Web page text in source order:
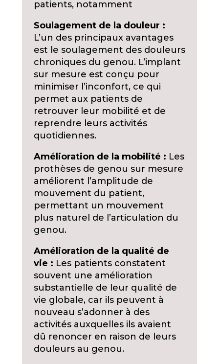
patients, notamment
Soulagement de la douleur :
L’un des principaux avantages
est le soulagement des douleurs
chroniques du genou. L’implant
sur mesure est conçu pour
minimiser l’inconfort, ce qui
permet aux patients de
retrouver leur mobilité et de
reprendre leurs activités
quotidiennes.
Amélioration de la mobilité : Les
prothèses de genou sur mesure
améliorent l’amplitude de
mouvement du patient,
permettant un mouvement
plus naturel de l’articulation du
genou.
Amélioration de la qualité de
vie : Les patients constatent
souvent une amélioration
substantielle de leur qualité de
vie globale, car ils peuvent à
nouveau s’adonner à des
activités auxquelles ils avaient
dû renoncer en raison de leurs
douleurs au genou.